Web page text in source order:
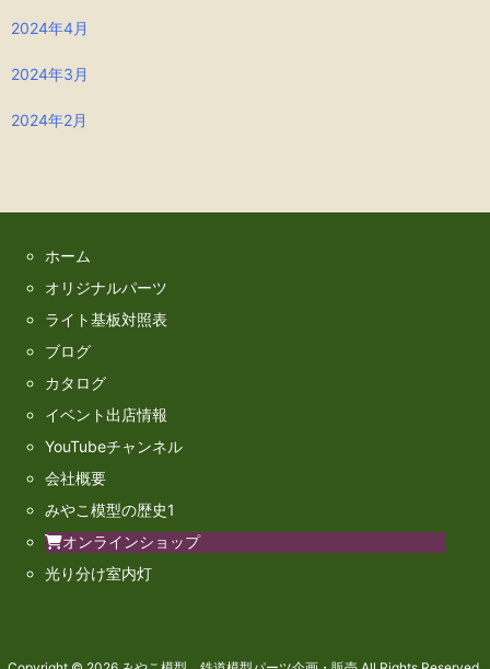
2024年4月
2024年3月
2024年2月
ホーム
オリジナルパーツ
ライト基板対照表
ブログ
カタログ
イベント出店情報
YouTubeチャンネル
会社概要
みやこ模型の歴史1
オンラインショップ
光り分け室内灯